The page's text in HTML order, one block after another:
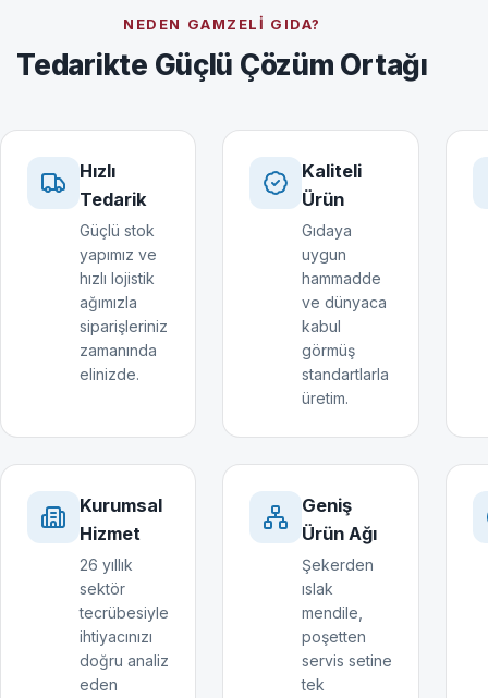
NEDEN GAMZELI GIDA?
Tedarikte Güçlü Çözüm Ortağı
Hızlı
Tedarik
Güçlü stok
yapımız ve
hızlı lojistik
ağımızla
siparişleriniz
zamanında
elinizde.
Kaliteli
Ürün
Gıdaya
uygun
hammadde
ve dünyaca
kabul
görmüş
standartlarla
üretim.
Kurumsal
Hizmet
26 yıllık
sektör
tecrübesiyle
ihtiyacınızı
doğru analiz
eden
Geniş
Ürün Ağı
Şekerden
ıslak
mendile,
poşetten
servis setine
tek